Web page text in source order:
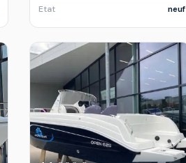
Etat
neuf